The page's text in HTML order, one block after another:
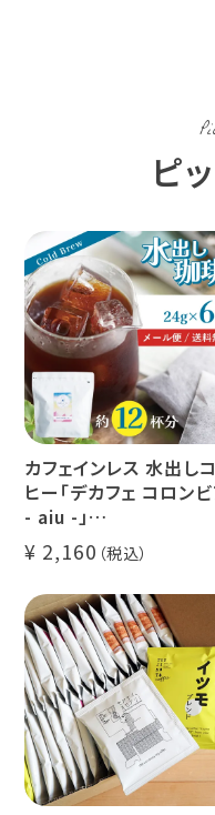
ピ
カフェインレス 水出し
ヒー「デカフェ コロン
- aiu -」
24g×6個（約12杯分）
マウンテンウォータープ
セス カフェインレスコー
ー豆100%使用 メール便
でお届け
2,160